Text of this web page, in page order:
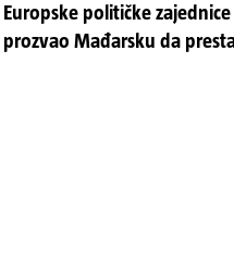
Europske političke
prozvao Mađarsku da